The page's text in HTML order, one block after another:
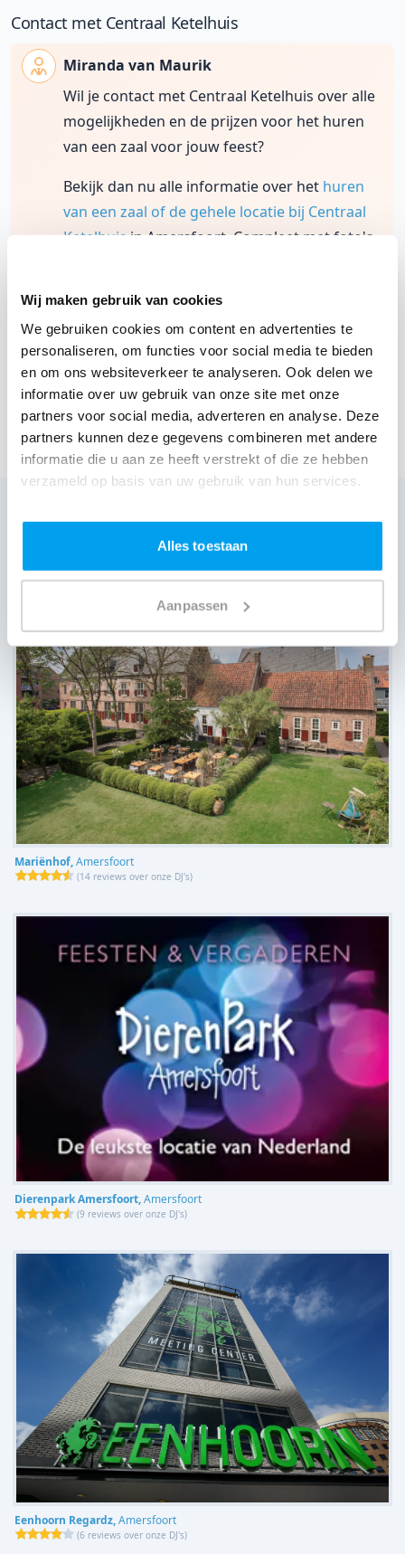
Wij maken gebruik van cookies
We gebruiken cookies om content en advertenties te
personaliseren, om functies voor social media te bieden
en om ons websiteverkeer te analyseren. Ook delen we
informatie over uw gebruik van onze site met onze
partners voor social media, adverteren en analyse. Deze
partners kunnen deze gegevens combineren met andere
informatie die u aan ze heeft verstrekt of die ze hebben
verzameld op basis van uw gebruik van hun services.
Alles toestaan
Aanpassen
Contact met Centraal Ketelhuis
Miranda van Maurik
Wil je contact met Centraal Ketelhuis over alle
mogelijkheden en de prijzen voor het huren
van een zaal voor jouw feest?
Bekijk dan nu alle informatie over het huren
van een zaal of de gehele locatie bij Centraal
Ketelhuisin Amersfoort. Compleet met foto's,
9,1 uit 16 ervaringen
Zaal huren
Wij zijn partner van 100-en feestlocaties
Lees reviews van onze DJ's op jouw locatie
Mariënhof,Amersfoort
(14 reviews over onze DJ's)
Dierenpark Amersfoort,Amersfoort
(9 reviews over onze DJ's)
Eenhoorn Regardz,Amersfoort
(6 reviews over onze DJ's)